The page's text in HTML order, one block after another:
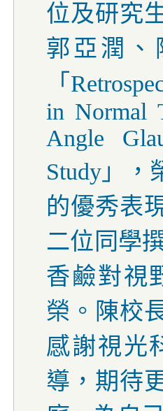
位及研究
郭亞潤、
「
in Normal
Angle
Study 」，
的優秀表
二位同學
香鹼對視
榮。陳校
感謝視光
導，期待